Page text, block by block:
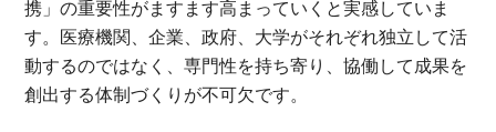
携」の重要性がますます高まっていくと実感していま
す。医療機関、企業、政府、大学がそれぞれ独立して活
動するのではなく、専門性を持ち寄り、協働して成果を
創出する体制づくりが不可欠です。